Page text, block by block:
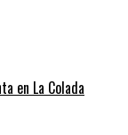
en La Colada